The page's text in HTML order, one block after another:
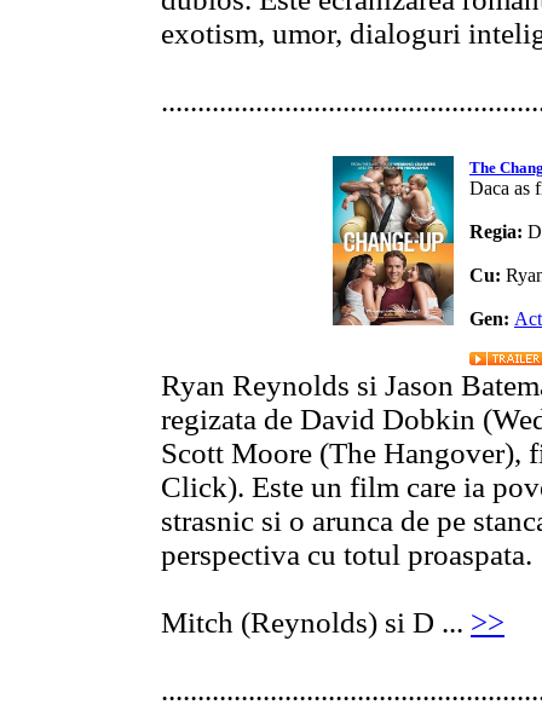
exotism, umor, dialoguri
The
Daca as
Regia:
Cu:
Gen:
Ryan Reynolds si Jason
regizata de David Dobkin
Scott Moore (The
Click). Este un film care ia
strasnic si o arunca de pe
perspectiva cu totul proaspata.
Mitch (Reynolds) si D ... >>